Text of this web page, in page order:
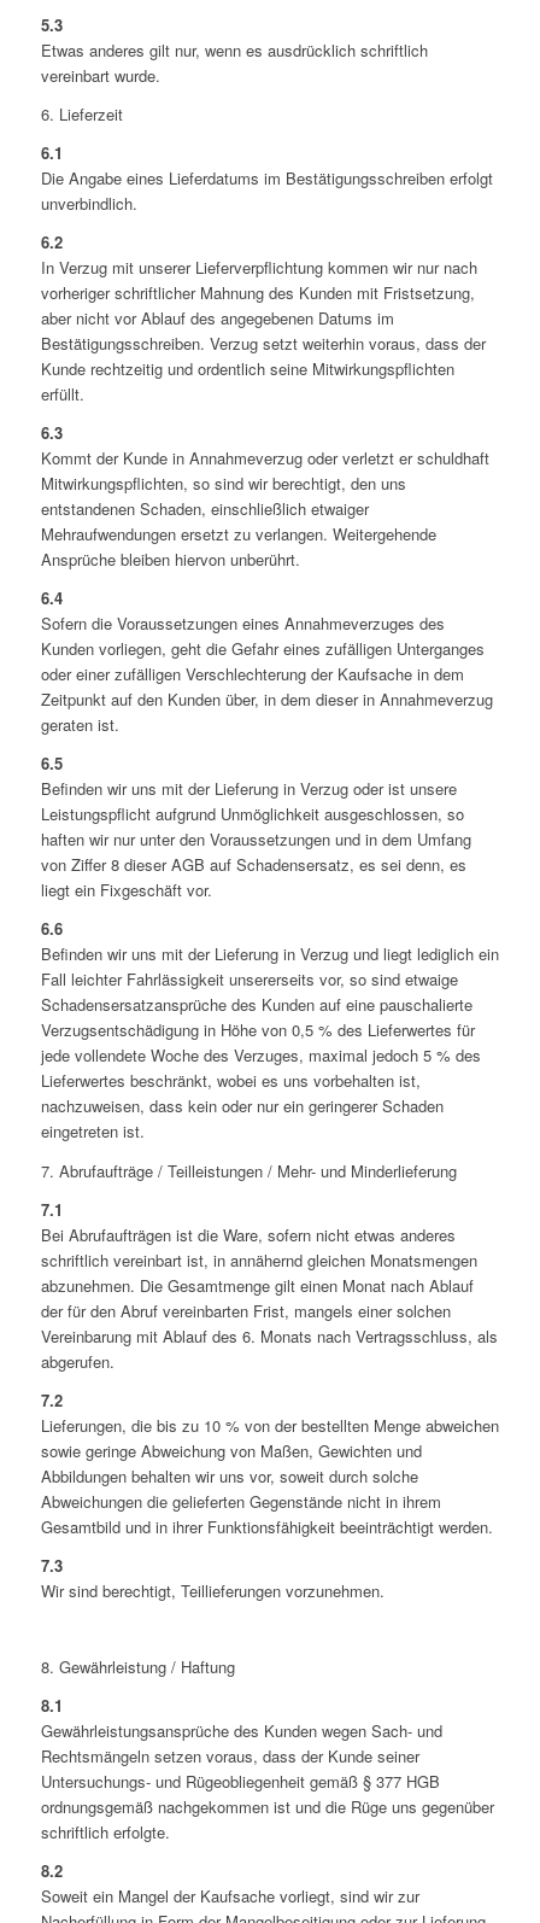
5.3
Etwas anderes gilt nur, wenn es ausdrücklich schriftlich
vereinbart wurde.
6. Lieferzeit
6.1
Die Angabe eines Lieferdatums im Bestätigungsschreiben erfolgt
unverbindlich.
6.2
In Verzug mit unserer Lieferverpflichtung kommen wir nur nach
vorheriger schriftlicher Mahnung des Kunden mit Fristsetzung,
aber nicht vor Ablauf des angegebenen Datums im
Bestätigungsschreiben. Verzug setzt weiterhin voraus, dass der
Kunde rechtzeitig und ordentlich seine Mitwirkungspflichten
erfüllt.
6.3
Kommt der Kunde in Annahmeverzug oder verletzt er schuldhaft
Mitwirkungspflichten, so sind wir berechtigt, den uns
entstandenen Schaden, einschließlich etwaiger
Mehraufwendungen ersetzt zu verlangen. Weitergehende
Ansprüche bleiben hiervon unberührt.
6.4
Sofern die Voraussetzungen eines Annahmeverzuges des
Kunden vorliegen, geht die Gefahr eines zufälligen Unterganges
oder einer zufälligen Verschlechterung der Kaufsache in dem
Zeitpunkt auf den Kunden über, in dem dieser in Annahmeverzug
geraten ist.
6.5
Befinden wir uns mit der Lieferung in Verzug oder ist unsere
Leistungspflicht aufgrund Unmöglichkeit ausgeschlossen, so
haften wir nur unter den Voraussetzungen und in dem Umfang
von Ziffer 8 dieser AGB auf Schadensersatz, es sei denn, es
liegt ein Fixgeschäft vor.
6.6
Befinden wir uns mit der Lieferung in Verzug und liegt lediglich ein
Fall leichter Fahrlässigkeit unsererseits vor, so sind etwaige
Schadensersatzansprüche des Kunden auf eine pauschalierte
Verzugsentschädigung in Höhe von 0,5 % des Lieferwertes für
jede vollendete Woche des Verzuges, maximal jedoch 5 % des
Lieferwertes beschränkt, wobei es uns vorbehalten ist,
nachzuweisen, dass kein oder nur ein geringerer Schaden
eingetreten ist.
7. Abrufaufträge / Teilleistungen / Mehr- und Minderlieferung
7.1
Bei Abrufaufträgen ist die Ware, sofern nicht etwas anderes
schriftlich vereinbart ist, in annähernd gleichen Monatsmengen
abzunehmen. Die Gesamtmenge gilt einen Monat nach Ablauf
der für den Abruf vereinbarten Frist, mangels einer solchen
Vereinbarung mit Ablauf des 6. Monats nach Vertragsschluss, als
abgerufen.
7.2
Lieferungen, die bis zu 10 % von der bestellten Menge abweichen
sowie geringe Abweichung von Maßen, Gewichten und
Abbildungen behalten wir uns vor, soweit durch solche
Abweichungen die gelieferten Gegenstände nicht in ihrem
Gesamtbild und in ihrer Funktionsfähigkeit beeinträchtigt werden.
7.3
Wir sind berechtigt, Teillieferungen vorzunehmen.
8. Gewährleistung / Haftung
8.1
Gewährleistungsansprüche des Kunden wegen Sach- und
Rechtsmängeln setzen voraus, dass der Kunde seiner
Untersuchungs- und Rügeobliegenheit gemäß § 377 HGB
ordnungsgemäß nachgekommen ist und die Rüge uns gegenüber
schriftlich erfolgte.
8.2
Soweit ein Mangel der Kaufsache vorliegt, sind wir zur